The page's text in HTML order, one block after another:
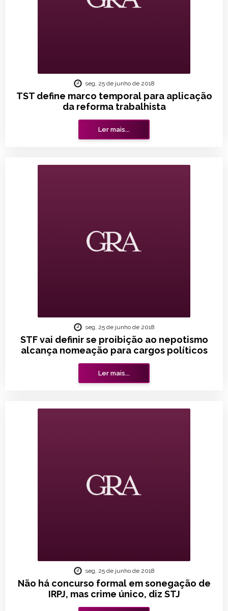
TST define marco temporal para aplicação
da reforma trabalhista
seg, 25 de junho de 2018
Ler mais...
STF vai definir se proibição ao nepotismo
alcança nomeação para cargos políticos
seg, 25 de junho de 2018
Ler mais...
Não há concurso formal em sonegação de
IRPJ, mas crime único, diz STJ
seg, 25 de junho de 2018